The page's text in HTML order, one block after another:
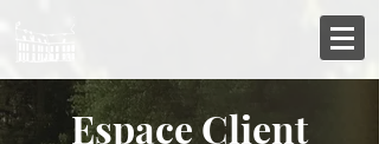
Espace Client